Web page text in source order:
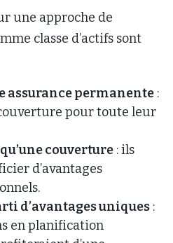
une approche de
classe d’actifs sont
assurance permanente :
pour toute leur
couverture : ils
d’avantages
d’avantages uniques :
en planification